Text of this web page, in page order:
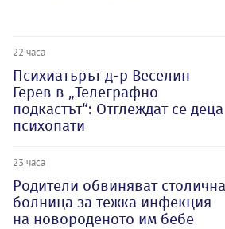
22 часа
Психиатърът д-р Веселин
Герев в „Телеграфно
подкастът“: Отглеждат се деца
психопати
23 часа
Родители обвиняват столична
болница за тежка инфекция
на новороденото им бебе